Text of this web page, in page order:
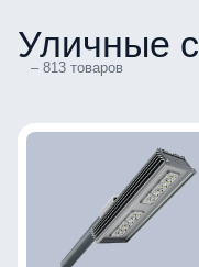
Уличные
– 813 товаров